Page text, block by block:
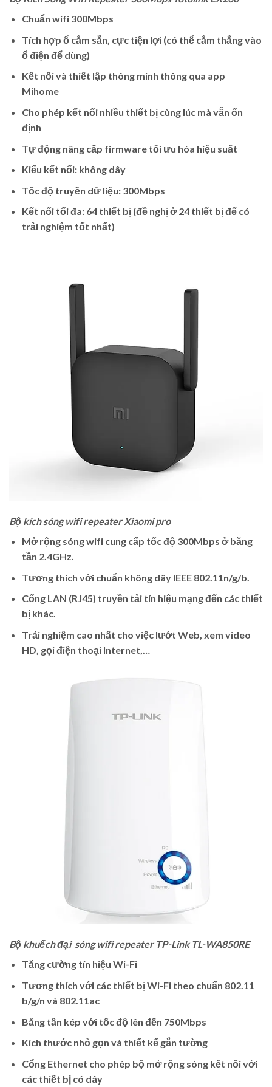
Chuẩn wifi 300Mbps
Tích hợp ổ cắm sẵn, cực tiện lợi (có thể cắm thẳng vào
ổ điện để dùng)
Kết nối và thiết lập thông minh thông qua app
Mihome
Cho phép kết nối nhiều thiết bị cùng lúc mà vẫn ổn
định
Tự động nâng cấp firmware tối ưu hóa hiệu suất
Kiểu kết nối: không dây
Tốc độ truyền dữ liệu: 300Mbps
Kết nối tối đa: 64 thiết bị (đề nghị ở 24 thiết bị để có
trải nghiệm tốt nhất)
Bộ kích sóng wifi repeater Xiaomi pro
Mở rộng sóng wifi cung cấp tốc độ 300Mbps ở băng
tần 2.4GHz.
Tương thích với chuẩn không dây IEEE 802.11n/g/b.
Cổng LAN (RJ45) truyền tải tín hiệu mạng đến các thiết
bị khác.
Trải nghiệm cao nhất cho việc lướt Web, xem video
HD, gọi điện thoại Internet,…
Bộ khuếch đại sóng wifi repeater TP-Link TL-WA850RE
Tăng cường tín hiệu Wi-Fi
Tương thích với các thiết bị Wi-Fi theo chuẩn 802.11
b/g/n và 802.11ac
Băng tần kép với tốc độ lên đến 750Mbps
Kích thước nhỏ gọn và thiết kế gắn tường
Cổng Ethernet cho phép bộ mở rộng sóng kết nối với
các thiết bị có dây